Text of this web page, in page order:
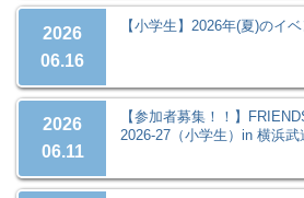
2026
06.16
【小学生】2026年(夏)のイ
2026
06.11
【参加者募集！！】
2026-27（小学生）in 横浜武